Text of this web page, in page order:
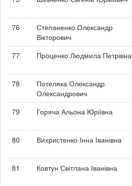
76
Степаненко Олександр
Вікторович
77
Проценко Людмила Петрівна
78
Потеляка Олександр
Олександрович
79
Горяча Альона Юріївна
80
Вихристенко Інна Іванівна
81
Ковтун Світлана Іванівна